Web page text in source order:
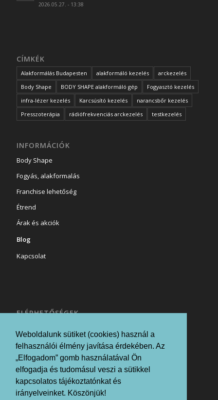
Weboldalunk sütiket (cookies) használ a
felhasználói élmény javítása érdekében. Az
„Elfogadom” gomb használatával Ön
elfogadja és tudomásul veszi a sütikkel
kapcsolatos tájékoztatónkat és
irányelveinket. Köszönjük!
2026.05.27. - 13:38
CÍMKÉK
Alakformálás Budapesten alakformáló kezelés
arckezelés
Body Shape
BODY SHAPE alakformáló gép
Fogyasztó kezelés
infra-lézer kezelés
Karcsúsító kezelés
narancsbőr kezelés
Presszoterápia
rádiófrekvenciás arckezelés testkezelés
INFORMÁCIÓK
Body Shape
Fogyás, alakformalás
Franchise lehetőség
Étrend
Árak és akciók
Blog
Kapcsolat
ELÉRHETŐSÉGEK
fax:+36/20 936 5064
fax:+36/70 371 5851
info@szuperfogyas.hu
Impresszum